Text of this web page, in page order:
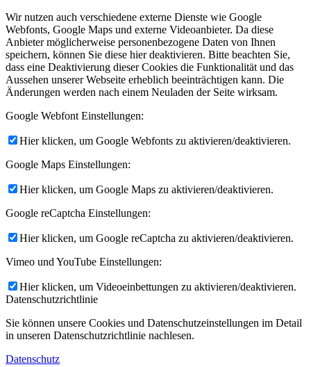
Wir nutzen auch verschiedene externe Dienste wie Google
Webfonts, Google Maps und externe Videoanbieter. Da diese
Anbieter möglicherweise personenbezogene Daten von Ihnen
speichern, können Sie diese hier deaktivieren. Bitte beachten Sie,
dass eine Deaktivierung dieser Cookies die Funktionalität und das
Aussehen unserer Webseite erheblich beeinträchtigen kann. Die
Änderungen werden nach einem Neuladen der Seite wirksam.
Google Webfont Einstellungen:
Hier klicken, um Google Webfonts zu aktivieren/deaktivieren.
Google Maps Einstellungen:
Hier klicken, um Google Maps zu aktivieren/deaktivieren.
Google reCaptcha Einstellungen:
Hier klicken, um Google reCaptcha zu aktivieren/deaktivieren.
Vimeo und YouTube Einstellungen:
Hier klicken, um Videoeinbettungen zu aktivieren/deaktivieren.
Datenschutzrichtlinie
Sie können unsere Cookies und Datenschutzeinstellungen im Detail
in unseren Datenschutzrichtlinie nachlesen.
Datenschutz